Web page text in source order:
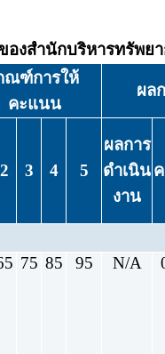
งสำนักบริหารทรัพย
ณฑ์การให้
คะแนน
ผล
2 3 4 5
ผลการ
ดำเนิน
งาน
75 85 95 N/A